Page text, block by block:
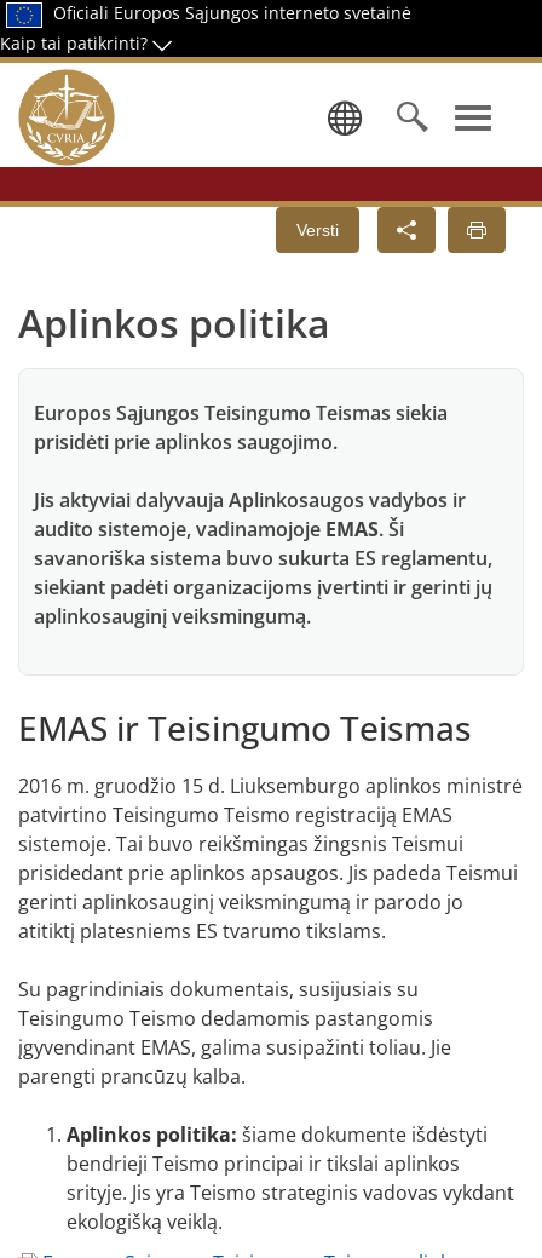
Oficiali Europos Sąjungos interneto svetainė
Kaip tai patikrinti?
Pasirinkti
Versti
Aplinkos politika
Europos Sąjungos Teisingumo Teismas siekia
prisidėti prie aplinkos saugojimo.
Jis aktyviai dalyvauja Aplinkosaugos vadybos ir
audito sistemoje, vadinamojoje EMAS. Ši
savanoriška sistema buvo sukurta ES reglamentu,
siekiant padėti organizacijoms įvertinti ir gerinti jų
aplinkosauginį veiksmingumą.
EMAS ir Teisingumo Teismas
2016 m. gruodžio 15 d. Liuksemburgo aplinkos ministrė
patvirtino Teisingumo Teismo registraciją EMAS
sistemoje. Tai buvo reikšmingas žingsnis Teismui
prisidedant prie aplinkos apsaugos. Jis padeda Teismui
gerinti aplinkosauginį veiksmingumą ir parodo jo
atitiktį platesniems ES tvarumo tikslams.
Su pagrindiniais dokumentais, susijusiais su
Teisingumo Teismo dedamomis pastangomis
įgyvendinant EMAS, galima susipažinti toliau. Jie
parengti prancūzų kalba.
Aplinkos politika: šiame dokumente išdėstyti
bendrieji Teismo principai ir tikslai aplinkos
srityje. Jis yra Teismo strateginis vadovas vykdant
ekologišką veiklą.